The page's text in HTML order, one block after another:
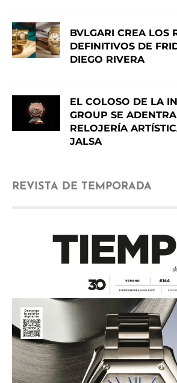
BVLGARI CREA LOS
DEFINITIVOS DE
DIEGO RIVERA
EL COLOSO DE LA
GROUP SE
RELOJERÍA
JALSA
REVISTA DE TEMPORADA